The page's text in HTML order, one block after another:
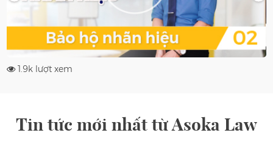
1.9k lượt xem
Tin tức mới nhất từ Asoka Law